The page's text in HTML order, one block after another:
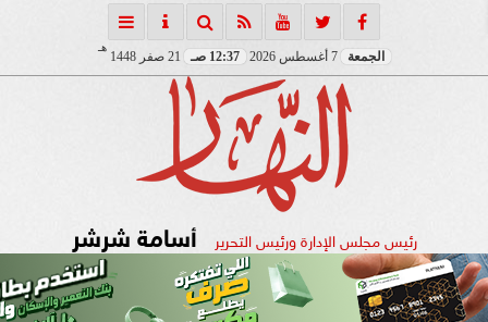
الجمعة 7 أغسطس 2026 12:37 صـ 21 صفر 1448
هـ
رئيس مجلس الإدارة ورئيس التحرير أسامة شرشر